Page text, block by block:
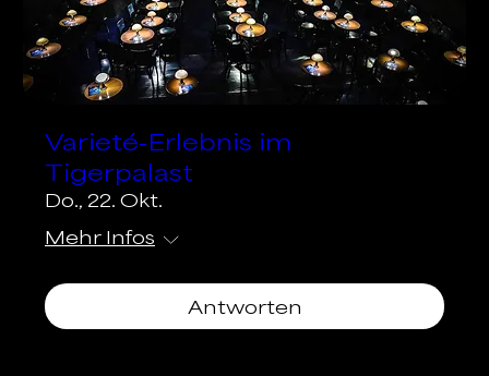
Varieté-Erlebnis im
Tigerpalast
Do., 22. Okt.
Mehr Infos
Antworten